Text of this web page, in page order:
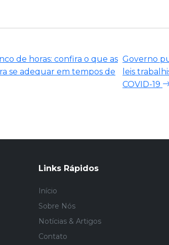
de horas: confira o que as
se adequar em tempos de
Governo
leis
COVID-19
Links Rápidos
Início
Sobre Nós
Notícias & Artigos
Contato